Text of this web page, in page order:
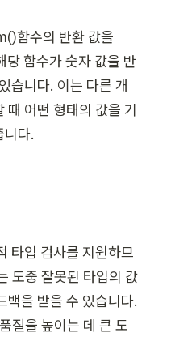
함수의 반환 값을
함수가 숫자 값을 반
습니다. 이는 다른 개
때 어떤 형태의 값을 기
니다.
타입 검사를 지원하므
도중 잘못된 타입의 값
백을 받을 수 있습니다.
질을 높이는 데 큰 도